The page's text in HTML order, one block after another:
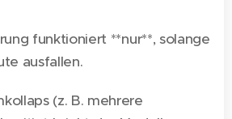
funktioniert **nur**, solange
ausfallen.
(z. B. mehrere